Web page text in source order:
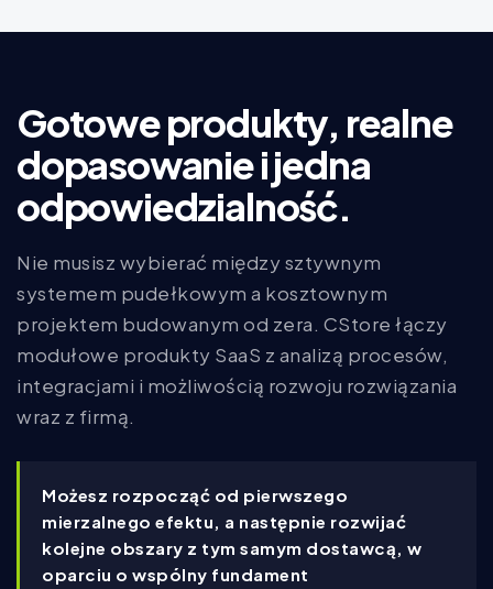
Gotowe produkty, realne
dopasowanie i jedna
odpowiedzialność.
Nie musisz wybierać między sztywnym
systemem pudełkowym a kosztownym
projektem budowanym od zera. CStore łączy
modułowe produkty SaaS z analizą procesów,
integracjami i możliwością rozwoju rozwiązania
wraz z firmą.
Możesz rozpocząć od pierwszego
mierzalnego efektu, a następnie rozwijać
kolejne obszary z tym samym dostawcą, w
oparciu o wspólny fundament